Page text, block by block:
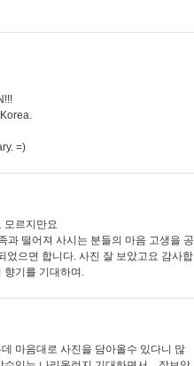
=)
모르지만요
과 떨어져 사시는 분들의 마음 고생을 공
었으면 합니다. 사진 잘 보았고요 감사합
향기를 기대하며.
마음대로 사진을 담아올수 있다니 많